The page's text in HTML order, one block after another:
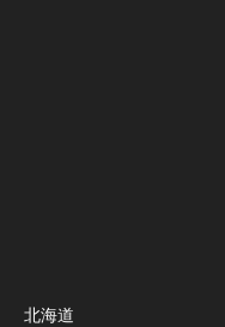
北海道